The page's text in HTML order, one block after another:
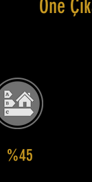
Öne
%45